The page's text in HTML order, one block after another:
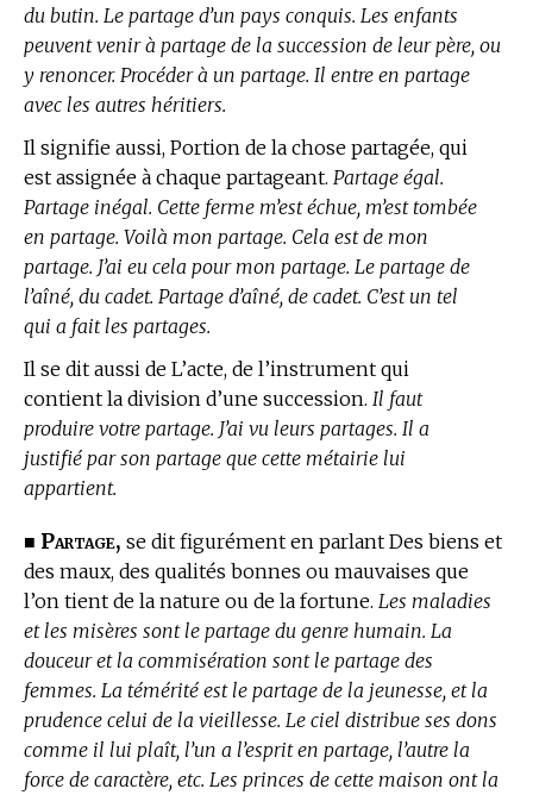
du butin. Le partage d’un pays conquis. Les enfants
peuvent venir à partage de la succession de leur père, ou
y renoncer. Procéder à un partage. Il entre en partage
avec les autres héritiers.
Il signifie aussi, Portion de la chose partagée, qui
est assignée à chaque partageant. Partage égal.
Partage inégal. Cette ferme m’est échue, m’est tombée
en partage. Voilà mon partage. Cela est de mon
partage. J’ai eu cela pour mon partage. Le partage de
l’aîné, du cadet. Partage d’aîné, de cadet. C’est un tel
qui a fait les partages.
Il se dit aussi de L’acte, de l’instrument qui
contient la division d’une succession. Il faut
produire votre partage. J’ai vu leurs partages. Il a
justifié par son partage que cette métairie lui
appartient.
■ Partage, se dit figurément en parlant Des biens et
des maux, des qualités bonnes ou mauvaises que
l’on tient de la nature ou de la fortune. Les maladies
et les misères sont le partage du genre humain. La
douceur et la commisération sont le partage des
femmes. La témérité est le partage de la jeunesse, et la
prudence celui de la vieillesse. Le ciel distribue ses dons
comme il lui plaît, l’un a l’esprit en partage, l’autre la
force de caractère, etc. Les princes de cette maison ont la